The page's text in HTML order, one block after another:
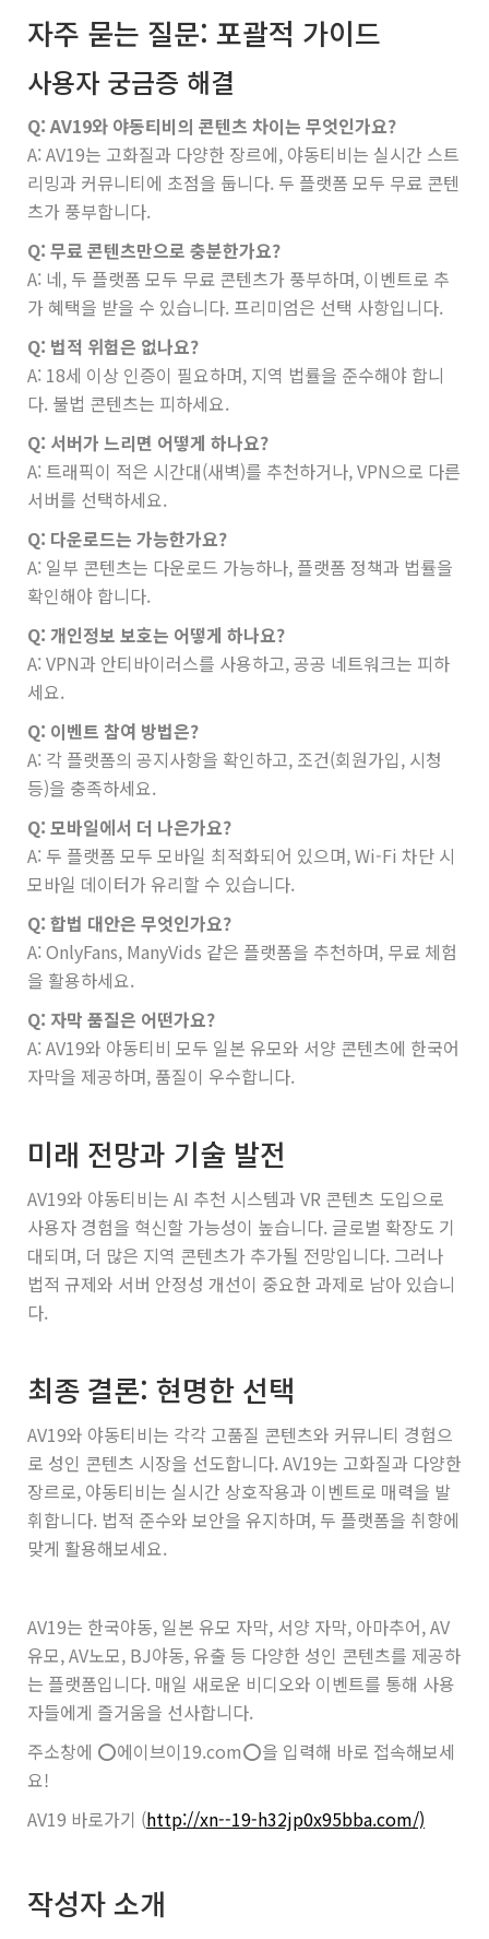
자주 묻는 질문: 포괄적 가이드
사용자 궁금증 해결
Q: AV19와 야동티비의 콘텐츠 차이는 무엇인가요?
A: AV19는 고화질과 다양한 장르에, 야동티비는 실시간 스트
리밍과 커뮤니티에 초점을 둡니다. 두 플랫폼 모두 무료 콘텐
츠가 풍부합니다.
Q: 무료 콘텐츠만으로 충분한가요?
A: 네, 두 플랫폼 모두 무료 콘텐츠가 풍부하며, 이벤트로 추
가 혜택을 받을 수 있습니다. 프리미엄은 선택 사항입니다.
Q: 법적 위험은 없나요?
A: 18세 이상 인증이 필요하며, 지역 법률을 준수해야 합니
다. 불법 콘텐츠는 피하세요.
Q: 서버가 느리면 어떻게 하나요?
A: 트래픽이 적은 시간대(새벽)를 추천하거나, VPN으로 다른
서버를 선택하세요.
Q: 다운로드는 가능한가요?
A: 일부 콘텐츠는 다운로드 가능하나, 플랫폼 정책과 법률을
확인해야 합니다.
Q: 개인정보 보호는 어떻게 하나요?
A: VPN과 안티바이러스를 사용하고, 공공 네트워크는 피하
세요.
Q: 이벤트 참여 방법은?
A: 각 플랫폼의 공지사항을 확인하고, 조건(회원가입, 시청
등)을 충족하세요.
Q: 모바일에서 더 나은가요?
A: 두 플랫폼 모두 모바일 최적화되어 있으며, Wi-Fi 차단 시
모바일 데이터가 유리할 수 있습니다.
Q: 합법 대안은 무엇인가요?
A: OnlyFans, ManyVids 같은 플랫폼을 추천하며, 무료 체험
을 활용하세요.
Q: 자막 품질은 어떤가요?
A: AV19와 야동티비 모두 일본 유모와 서양 콘텐츠에 한국어
자막을 제공하며, 품질이 우수합니다.
미래 전망과 기술 발전
AV19와 야동티비는 AI 추천 시스템과 VR 콘텐츠 도입으로
사용자 경험을 혁신할 가능성이 높습니다. 글로벌 확장도 기
대되며, 더 많은 지역 콘텐츠가 추가될 전망입니다. 그러나
법적 규제와 서버 안정성 개선이 중요한 과제로 남아 있습니
다.
최종 결론: 현명한 선택
AV19와 야동티비는 각각 고품질 콘텐츠와 커뮤니티 경험으
로 성인 콘텐츠 시장을 선도합니다. AV19는 고화질과 다양한
장르로, 야동티비는 실시간 상호작용과 이벤트로 매력을 발
휘합니다. 법적 준수와 보안을 유지하며, 두 플랫폼을 취향에
맞게 활용해보세요.
AV19는 한국야동, 일본 유모 자막, 서양 자막, 아마추어, AV
유모, AV노모, BJ야동, 유출 등 다양한 성인 콘텐츠를 제공하
는 플랫폼입니다. 매일 새로운 비디오와 이벤트를 통해 사용
자들에게 즐거움을 선사합니다.
주소창에 ⭕️에이브이19.com⭕️을 입력해 바로 접속해보세
요!
AV19 바로가기 (http://xn--19-h32jp0x95bba.com/)
작성자 소개